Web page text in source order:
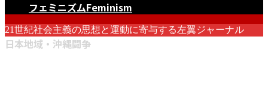
フェミニズムFeminism
21世紀社会主義の思想と運動に寄与する左翼ジャーナル
日本地域・沖縄闘争